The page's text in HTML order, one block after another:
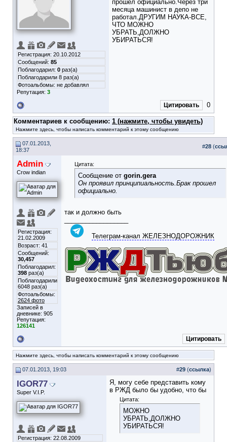
Регистрация: 20.10.2012
Сообщений: 85
Поблагодарил: 0 раз(а)
Поблагодарили 8 раз(а)
Фотоальбомы: не добавлял
Репутация: 3
прошел официально.Через три
месяца машинист в депо не
работал.ДРУГИМ НАУКА-ВСЕ,
ЧТО МОЖНО
УБРАТЬ,ДОЛЖНО
УБИРАТЬСЯ!
Цитировать 0
Комментариев к сообщению: 1 (нажмите, чтобы увидеть)
Нажмите здесь, чтобы написать комментарий к этому сообщению
07.01.2013,
18:37
#28 (
Admin
Crow indian
Регистрация:
21.02.2009
Возраст: 41
Сообщений:
30,457
Поблагодарил:
398 раз(а)
Поблагодарили
6048 раз(а)
Фотоальбомы:
2624 фото
Записей в
дневнике: 905
Репутация:
126141
Цитата:
Сообщение от gorin.gera
Он проявил принципиальность.Брак прошел
официально.
так и должно быть
Телеграм-канал ЖЕЛЕЗНОДОРОЖНИК
Цитировать
Нажмите здесь, чтобы написать комментарий к этому сообщению
07.01.2013, 19:03 #29 (ссылка)
IGOR77
Super V.I.P.
Регистрация: 22.08.2009
Я, могу себе представить кому
в РЖД было бы удобно, что бы
Цитата:
МОЖНО
УБРАТЬ,ДОЛЖНО
УБИРАТЬСЯ!